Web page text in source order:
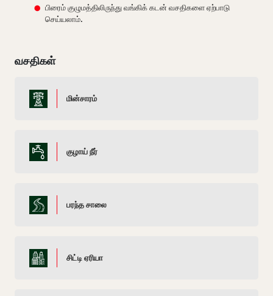
பிரைம் குழுமத்திலிருந்து வங்கிக் கடன் வசதிகளை ஏற்பாடு
செய்யலாம்.
வசதிகள்
மின்சாரம்
குழாய் நீர்
பரந்த சாலை
சிட்டி ஏரியா